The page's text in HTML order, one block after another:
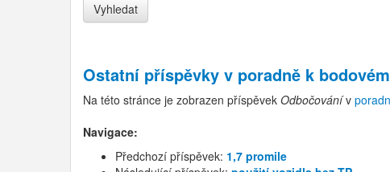
Ostatní příspěvky v poradně k
Na této stránce je zobrazen příspěvek Odbočovánív
Navigace:
Předchozí příspěvek: 1,7 promile